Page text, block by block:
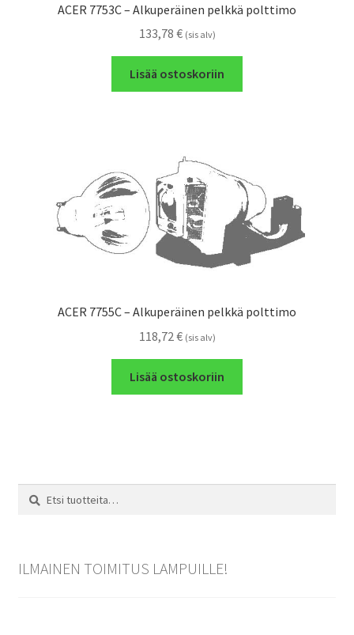
ACER 7753C – Alkuperäinen pelkkä polttimo
133,78 € (sis alv)
Lisää ostoskoriin
ACER 7755C – Alkuperäinen pelkkä polttimo
118,72 € (sis alv)
Lisää ostoskoriin
Etsi:
Haku
ILMAINEN TOIMITUS LAMPUILLE!